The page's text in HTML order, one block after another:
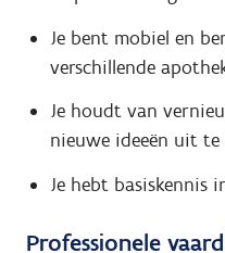
Je bent mobiel en
verschillende
Je houdt van
nieuwe ideeën uit te
Je hebt basiskennis
Professionele